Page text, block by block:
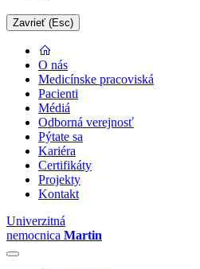
Zavrieť (Esc)
O nás
Medicínske pracoviská
Pacienti
Médiá
Odborná verejnosť
Pýtate sa
Kariéra
Certifikáty
Projekty
Kontakt
Univerzitná
nemocnica Martin